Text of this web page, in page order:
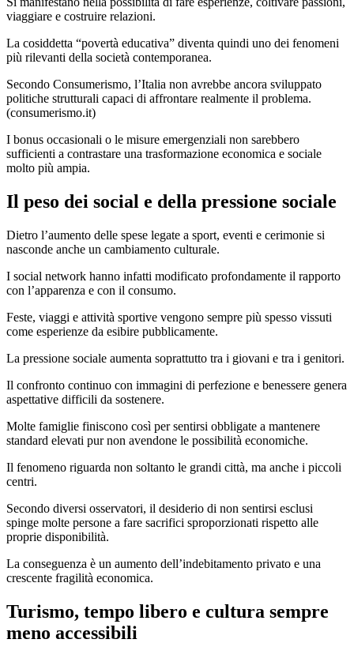
viaggiare e costruire relazioni.
La cosiddetta “povertà educativa” diventa quindi uno dei fenomeni
più rilevanti della società contemporanea.
Secondo Consumerismo, l’Italia non avrebbe ancora sviluppato
politiche strutturali capaci di affrontare realmente il problema.
(consumerismo.it)
I bonus occasionali o le misure emergenziali non sarebbero
sufficienti a contrastare una trasformazione economica e sociale
molto più ampia.
Il peso dei social e della pressione sociale
Dietro l’aumento delle spese legate a sport, eventi e cerimonie si
nasconde anche un cambiamento culturale.
I social network hanno infatti modificato profondamente il rapporto
con l’apparenza e con il consumo.
Feste, viaggi e attività sportive vengono sempre più spesso vissuti
come esperienze da esibire pubblicamente.
La pressione sociale aumenta soprattutto tra i giovani e tra i genitori.
Il confronto continuo con immagini di perfezione e benessere genera
aspettative difficili da sostenere.
Molte famiglie finiscono così per sentirsi obbligate a mantenere
standard elevati pur non avendone le possibilità economiche.
Il fenomeno riguarda non soltanto le grandi città, ma anche i piccoli
centri.
Secondo diversi osservatori, il desiderio di non sentirsi esclusi
spinge molte persone a fare sacrifici sproporzionati rispetto alle
proprie disponibilità.
La conseguenza è un aumento dell’indebitamento privato e una
crescente fragilità economica.
Turismo, tempo libero e cultura sempre
meno accessibili